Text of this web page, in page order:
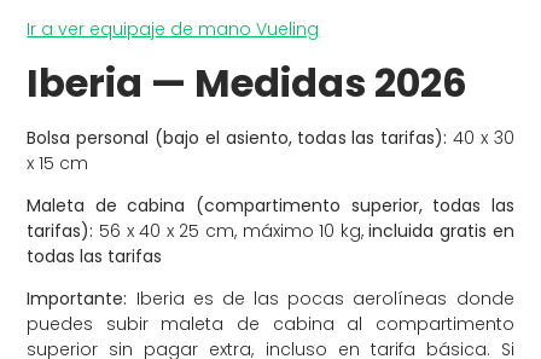
Ir a ver equipaje de mano Vueling
Iberia — Medidas 2026
Bolsa personal (bajo el asiento, todas las tarifas): 40 x 30
x 15 cm
Maleta de cabina (compartimento superior, todas las
tarifas): 56 x 40 x 25 cm, máximo 10 kg,incluida gratis en
todas las tarifas
Importante: Iberia es de las pocas aerolíneas donde
puedes subir maleta de cabina al compartimento
superior sin pagar extra, incluso en tarifa básica. Si